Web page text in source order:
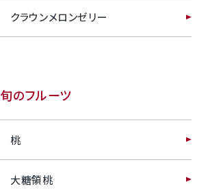
クラウンメロンゼリー
旬のフルーツ
桃
大糖領桃